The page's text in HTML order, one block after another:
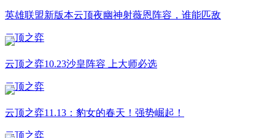
英雄联盟新版本云顶夜幽神射薇恩阵容，谁能匹敌
云顶之弈
云顶之弈10.23沙皇阵容 上大师必选
云顶之弈
云顶之弈11.13：豹女的春天！强势崛起！
云顶之弈